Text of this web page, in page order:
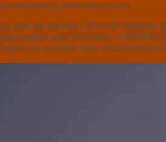
Khanamidi og Márton Debreczenyi.
men når stormen i det hvide
rammer som fællesskab – i
i en snestorm, men i Hammekens